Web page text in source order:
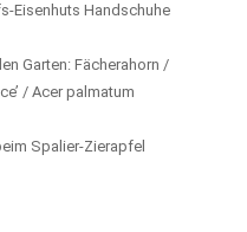
Eisenhuts Handschuhe
Garten: Fächerahorn /
/ Acer palmatum
Spalier-Zierapfel